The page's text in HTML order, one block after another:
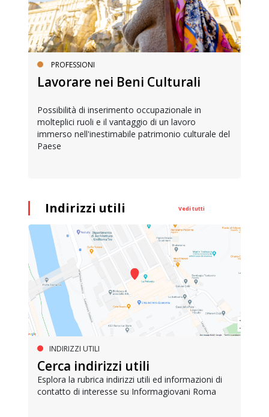
PROFESSIONI
Lavorare nei Beni Culturali
Possibilità di inserimento occupazionale in
molteplici ruoli e il vantaggio di un lavoro
immerso nell'inestimabile patrimonio culturale del
Paese
Indirizzi utili Vedi tutti
INDIRIZZI UTILI
Cerca indirizzi utili
Esplora la rubrica indirizzi utili ed informazioni di
contatto di interesse su Informagiovani Roma